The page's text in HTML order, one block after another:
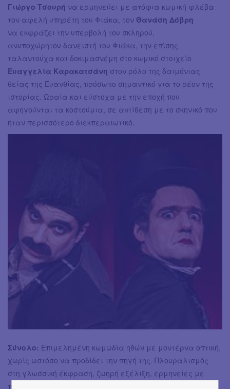
Γιώργο Τσουρή να ερμηνεύει με ατόφια κωμική φλέβα
τον αφελή υπηρέτη του Φιάκα, τον Θανάση Δόβρη
να εκφράζει την υπερβολή του σκληρού,
ανυποχώρητου δανειστή του Φιάκα, την επίσης
ταλαντούχα και δοκιμασνέμη στο κωμικό στοιχείο
Ευαγγελία Καρακατσάνη στον ρόλο της δαιμόνιας
θείας της Ευανθίας, πρόσωπο σημαντικό για το ρέον της
ιστορίας. Ωραία και εύστοχα με την εποχή που
αφηγούνται τα κοστούμια, σε αντίθεση με το σκηνικό που
ήταν περισσότερο διεκπεραιωτικό.
Σύνολο: Επιμελημένη κωμωδία ηθών με μοντέρνα οπτική,
χωρίς ωστόσο να προδίδει την πηγή της. Πλουραλισμός
στη γλωσσική έκφραση, ζωηρή εξέλιξη, ερμηνείες με
πίστη στο -δύσκολο- εγχείρημα, συνολική